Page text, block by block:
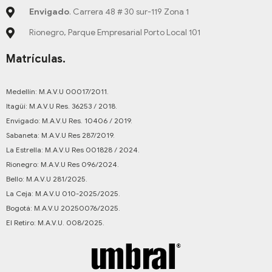
Envigado. Carrera 48 # 30 sur-119 Zona 1
Rionegro, Parque Empresarial Porto Local 101
Matrículas.
Medellín: M.A.V.U 00017/2011.
Itagüí: M.A.V.U Res. 36253 / 2018.
Envigado: M.A.V.U Res. 10406 / 2019.
Sabaneta: M.A.V.U Res 287/2019.
La Estrella: M.A.V.U Res 001828 / 2024.
Rionegro: M.A.V.U Res 096/2024.
Bello: M.A.V.U 281/2025.
La Ceja: M.A.V.U 010-2025/2025.
Bogotá: M.A.V.U 20250076/2025.
El Retiro: M.A.V.U. 008/2025.